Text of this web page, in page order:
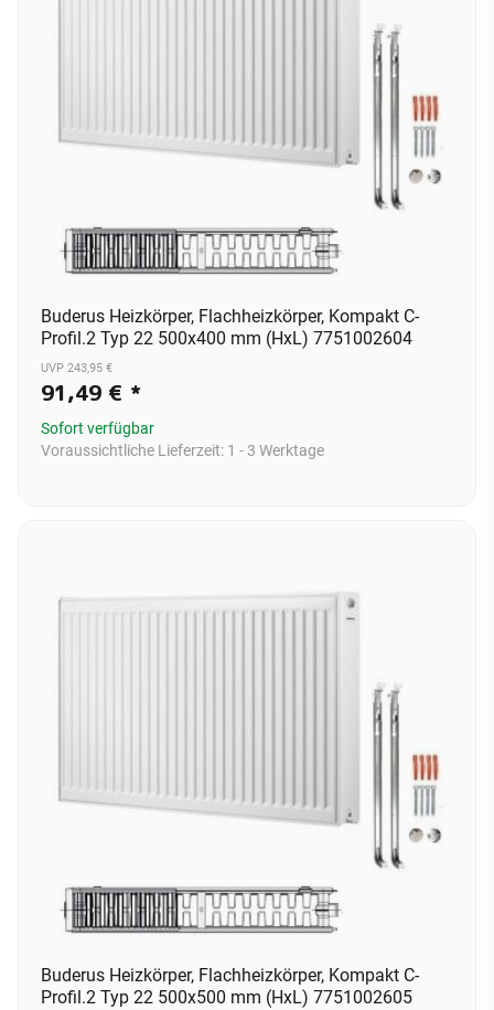
Buderus Heizkörper, Flachheizkörper, Kompakt C-
Profil.2 Typ 22 500x400 mm (HxL) 7751002604
UVP 243,95 €
91,49 € *
Sofort verfügbar
Voraussichtliche Lieferzeit: 1 - 3 Werktage
Buderus Heizkörper, Flachheizkörper, Kompakt C-
Profil.2 Typ 22 500x500 mm (HxL) 7751002605